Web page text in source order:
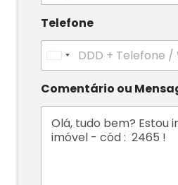
Telefone
n
i
d
S
Comentário ou